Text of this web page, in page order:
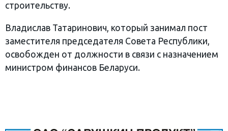
строительству.
Владислав Татаринович, который занимал пост
заместителя председателя Совета Республики,
освобожден от должности в связи с назначением
министром финансов Беларуси.